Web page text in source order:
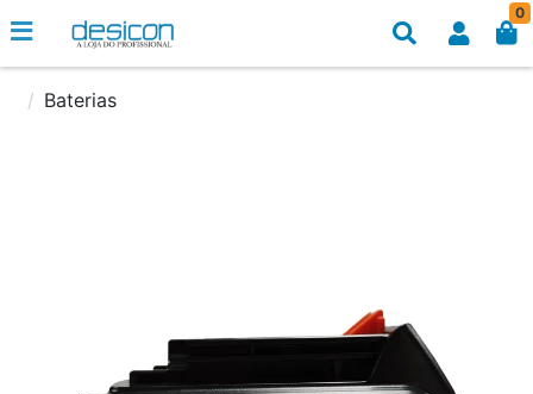
0
Baterias